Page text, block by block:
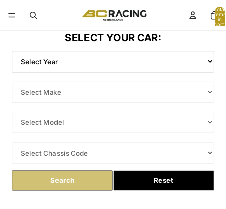
Total
items
in
cart:
SELECT YOUR CAR:
Search Reset